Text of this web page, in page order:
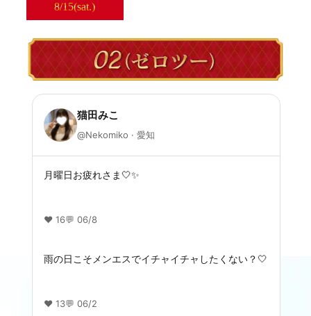
8/15(sat.)